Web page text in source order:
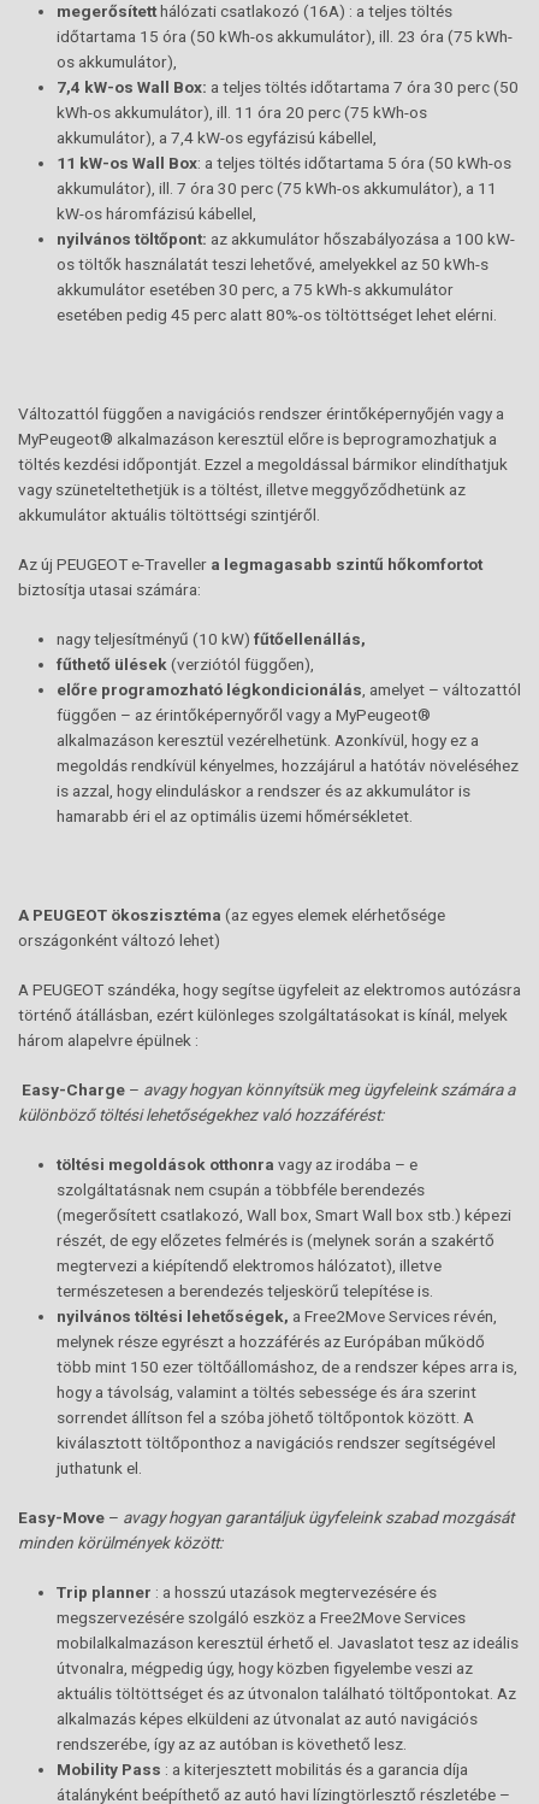
megerősítetthálózati csatlakozó (16A) : a teljes töltés
időtartama 15 óra (50 kWh-os akkumulátor), ill. 23 óra (75 kWh-
os akkumulátor),
7,4 kW-os Wall Box: a teljes töltés időtartama 7 óra 30 perc (50
kWh-os akkumulátor), ill. 11 óra 20 perc (75 kWh-os
akkumulátor), a 7,4 kW-os egyfázisú kábellel,
11 kW-os Wall Box: a teljes töltés időtartama 5 óra (50 kWh-os
akkumulátor), ill. 7 óra 30 perc (75 kWh-os akkumulátor), a 11
kW-os háromfázisú kábellel,
nyilvános töltőpont: az akkumulátor hőszabályozása a 100 kW-
os töltők használatát teszi lehetővé, amelyekkel az 50 kWh-s
akkumulátor esetében 30 perc, a 75 kWh-s akkumulátor
esetében pedig 45 perc alatt 80%-os töltöttséget lehet elérni.
Változattól függően a navigációs rendszer érintőképernyőjén vagy a
MyPeugeot® alkalmazáson keresztül előre is beprogramozhatjuk a
töltés kezdési időpontját. Ezzel a megoldással bármikor elindíthatjuk
vagy szüneteltethetjük is a töltést, illetve meggyőződhetünk az
akkumulátor aktuális töltöttségi szintjéről.
Az új PEUGEOT e-Traveller a legmagasabb szintű hőkomfortot
biztosítja utasai számára:
nagy teljesítményű (10 kW) fűtőellenállás,
fűthető ülések (verziótól függően),
előre programozható légkondicionálás , amelyet – változattól
függően – az érintőképernyőről vagy a MyPeugeot®
alkalmazáson keresztül vezérelhetünk. Azonkívül, hogy ez a
megoldás rendkívül kényelmes, hozzájárul a hatótáv növeléséhez
is azzal, hogy elinduláskor a rendszer és az akkumulátor is
hamarabb éri el az optimális üzemi hőmérsékletet.
A PEUGEOT ökoszisztéma (az egyes elemek elérhetősége
országonként változó lehet)
A PEUGEOT szándéka, hogy segítse ügyfeleit az elektromos autózásra
történő átállásban, ezért különleges szolgáltatásokat is kínál, melyek
három alapelvre épülnek :
Easy-Charge – avagy hogyan könnyítsük meg ügyfeleink számára a
különböző töltési lehetőségekhez való hozzáférést:
töltési megoldások otthonra vagy az irodába – e
szolgáltatásnak nem csupán a többféle berendezés
(megerősített csatlakozó, Wall box, Smart Wall box stb.) képezi
részét, de egy előzetes felmérés is (melynek során a szakértő
megtervezi a kiépítendő elektromos hálózatot), illetve
természetesen a berendezés teljeskörű telepítése is.
nyilvános töltési lehetőségek, a Free2Move Services révén,
melynek része egyrészt a hozzáférés az Európában működő
több mint 150 ezer töltőállomáshoz, de a rendszer képes arra is,
hogy a távolság, valamint a töltés sebessége és ára szerint
sorrendet állítson fel a szóba jöhető töltőpontok között. A
kiválasztott töltőponthoz a navigációs rendszer segítségével
juthatunk el.
Easy-Move – avagy hogyan garantáljuk ügyfeleink szabad mozgását
minden körülmények között:
Trip planner : a hosszú utazások megtervezésére és
megszervezésére szolgáló eszköz a Free2Move Services
mobilalkalmazáson keresztül érhető el. Javaslatot tesz az ideális
útvonalra, mégpedig úgy, hogy közben figyelembe veszi az
aktuális töltöttséget és az útvonalon található töltőpontokat. Az
alkalmazás képes elküldeni az útvonalat az autó navigációs
rendszerébe, így az az autóban is követhető lesz.
Mobility Pass : a kiterjesztett mobilitás és a garancia díja
átalányként beépíthető az autó havi lízingtörlesztő részletébe –